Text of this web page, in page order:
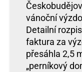
vánoční
Detailní
faktura za
přesáhla 2,5
„perníkový